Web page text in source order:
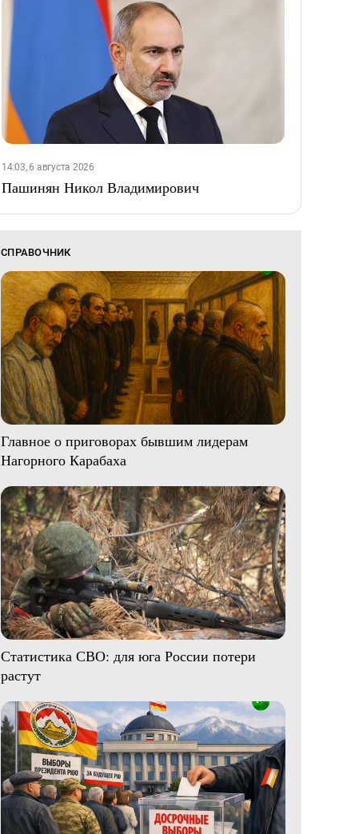
14:03, 6 августа 2026
Пашинян Никол Владимирович
СПРАВОЧНИК
Главное о приговорах бывшим лидерам
Нагорного Карабаха
Статистика СВО: для юга России потери
растут